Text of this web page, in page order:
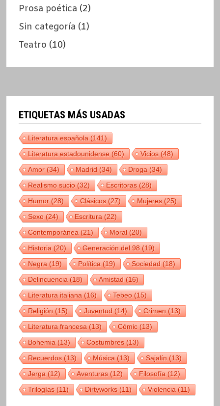
Prosa poética (2)
Sin categoría (1)
Teatro (10)
ETIQUETAS MÁS USADAS
Literatura española(141)
Literatura estadounidense(60) Vicios(48)
Amor(34) Madrid(34) Droga(34)
Realismo sucio(32) Escritoras(28)
Humor(28) Clásicos(27) Mujeres(25)
Sexo(24) Escritura(22)
Contemporánea(21) Moral(20)
Historia(20) Generación del 98(19)
Negra(19) Política(19) Sociedad(18)
Delincuencia(18) Amistad(16)
Literatura italiana(16) Tebeo(15)
Religión(15) Juventud(14) Crimen(13)
Literatura francesa(13) Cómic(13)
Bohemia(13) Costumbres(13)
Recuerdos(13) Música(13) Sajalín(13)
Jerga(12) Aventuras(12) Filosofía(12)
Trilogías(11) Dirtyworks(11) Violencia(11)